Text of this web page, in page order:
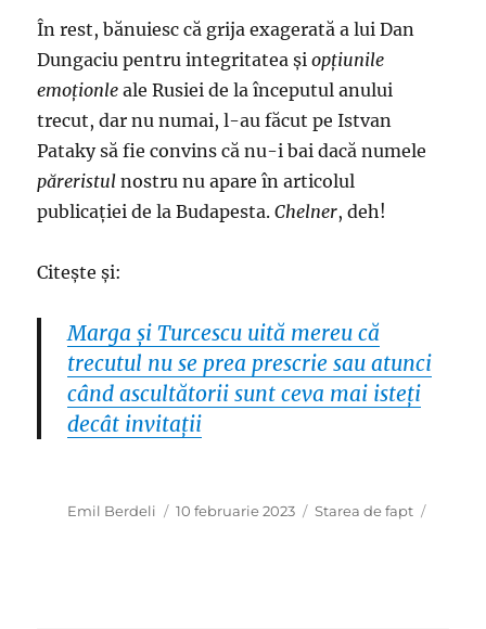
În rest, bănuiesc că grija exagerată a lui Dan
Dungaciu pentru integritatea șiopțiunile
emoționle ale Rusiei de la începutul anului
trecut, dar nu numai, l-au făcut pe Istvan
Pataky să fie convins că nu-i bai dacă numele
păreristul nostru nu apare în articolul
publicației de la Budapesta.Chelner, deh!
Citește și:
Marga și Turcescu uită mereu că
trecutul nu se prea prescrie sau atunci
când ascultătorii sunt ceva mai isteți
decât invitații
Autor
Emil Berdeli
Publicat
10 februarie 2023 Categorii
Starea de fapt